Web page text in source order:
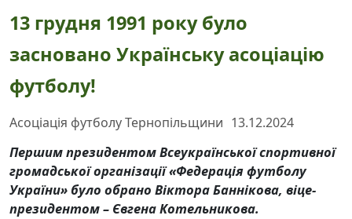
13 грудня 1991 року було
засновано Українську асоціацію
футболу!
Асоціація футболу Тернопільщини 13.12.2024
Першим президентом Всеукраїнської спортивної
громадської організації «Федерація футболу
України» було обрано Віктора Баннікова, віце-
президентом – Євгена Котельникова.